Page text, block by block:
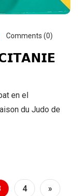
Comments (0)
en el
du Judo de
4 »